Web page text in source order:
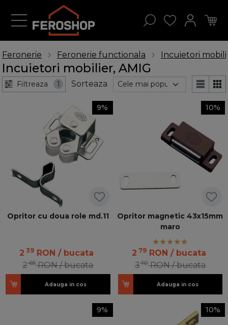
Feronerie Feronerie functionala Incuietori
Incuietori mobilier, AMIG
Filtreaza 1 Sorteaza
9%
Opritor cu doua role md.11
2 39 RON / bucata
265 RON / bucata
Adauga in cos
10%
Opritor magnetic 43x15mm
maro
2 79 RON / bucata
310 RON / bucata
Adauga in cos
9% 10%